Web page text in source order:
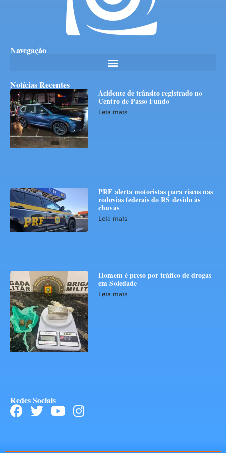
Navegação
Notícias Recentes
Acidente de trânsito registrado no
Centro de Passo Fundo
Leia mais
PRF alerta motoristas para riscos nas
rodovias federais do RS devido às
chuvas
Leia mais
Homem é preso por tráfico de drogas
em Soledade
Leia mais
Redes Sociais